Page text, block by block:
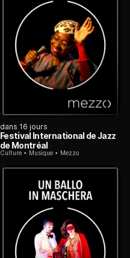
dans 16 jours
Festival International de Jazz
de Montréal
Culture Musique Mezzo